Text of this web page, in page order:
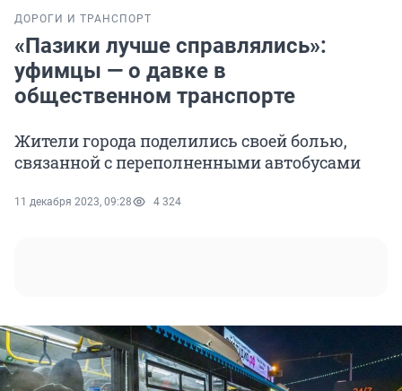
ДОРОГИ И ТРАНСПОРТ
«Пазики лучше справлялись»:
уфимцы — о давке в
общественном транспорте
Жители города поделились своей болью,
связанной с переполненными автобусами
11 декабря 2023, 09:28 4 324